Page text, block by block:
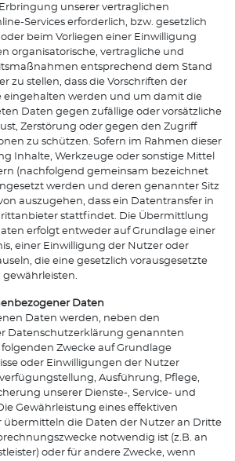
unserer vertraglichen
Services erforderlich, bzw. gesetzlich
beim Vorliegen einer Einwilligung
organisatorische, vertragliche und
entsprechend dem Stand
zu stellen, dass die Vorschriften der
eingehalten werden und um damit die
Daten gegen zufällige oder vorsätzliche
Zerstörung oder gegen den Zugriff
zu schützen. Sofern im Rahmen dieser
Inhalte, Werkzeuge oder sonstige Mittel
(nachfolgend gemeinsam bezeichnet
werden und deren genannter Sitz
auszugehen, dass ein Datentransfer in
stattfindet. Die Übermittlung
erfolgt entweder auf Grundlage einer
einer Einwilligung der Nutzer oder
die eine gesetzlich vorausgesetzte
gewährleisten.
Daten
Daten werden, neben den
Datenschutzerklärung genannten
Zwecke auf Grundlage
oder Einwilligungen der Nutzer
Ausführung, Pflege,
unserer Dienste-, Service- und
Gewährleistung eines effektiven
übermitteln die Daten der Nutzer an Dritte
notwendig ist (z.B. an
oder für andere Zwecke, wenn